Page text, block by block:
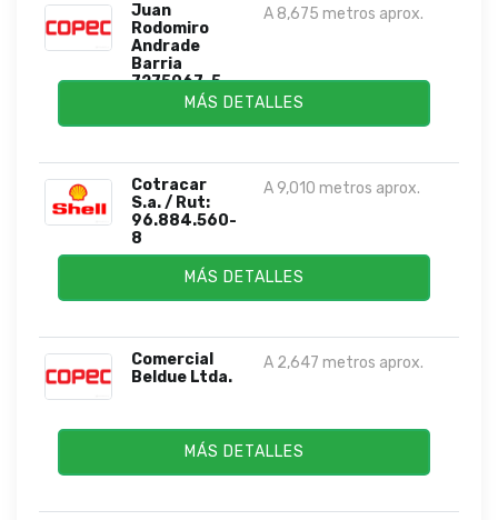
Juan
Rodomiro
Andrade
Barria
7275067-5
A 8,675 metros aprox.
MÁS DETALLES
Cotracar
S.a. / Rut:
96.884.560-
8
A 9,010 metros aprox.
MÁS DETALLES
Comercial
Beldue Ltda.
A 2,647 metros aprox.
MÁS DETALLES